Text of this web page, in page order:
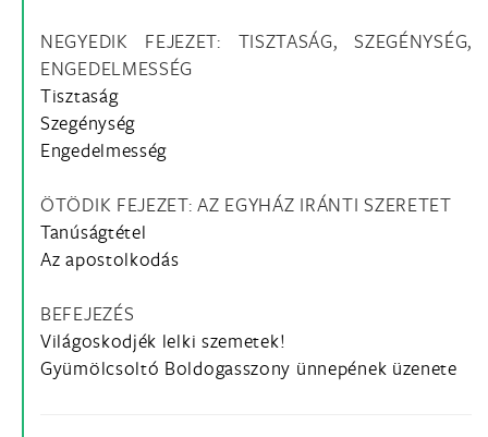
NEGYEDIK FEJEZET: TISZTASÁG, SZEGÉNYSÉG,
ENGEDELMESSÉG
Tisztaság
Szegénység
Engedelmesség
ÖTÖDIK FEJEZET: AZ EGYHÁZ IRÁNTI SZERETET
Tanúságtétel
Az apostolkodás
BEFEJEZÉS
Világoskodjék lelki szemetek!
Gyümölcsoltó Boldogasszony ünnepének üzenete